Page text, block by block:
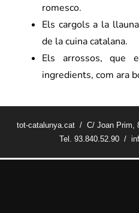
romesco.
Els cargols a la
de la cuina catalana.
Els arrossos, que
ingredients, com ara
tot-catalunya.cat / C/ Joan Prim,
Tel. 93.840.52.90 /